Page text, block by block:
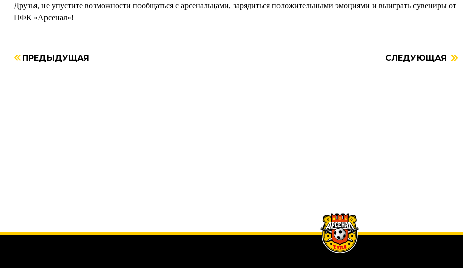
Друзья, не упустите возможности пообщаться с арсенальцами, зарядиться положительными эмоциями и выиграть сувениры от
ПФК «Арсенал»!
ПРЕДЫДУЩАЯ СЛЕДУЮЩАЯ